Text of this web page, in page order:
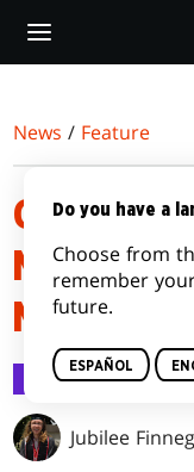
main
News / Feature
GUÍA DE
MAGIC:
MARVEL
Feature 12 jun
Jubilee
Do you have a
Choose from
remember
future.
ESPAÑOL